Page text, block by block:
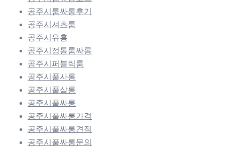
공주시룸싸롱후기
공주시셔츠룸
공주시유흥
공주시정통룸싸롱
공주시퍼블릭룸
공주시풀사롱
공주시풀살롱
공주시풀싸롱
공주시풀싸롱가격
공주시풀싸롱견적
공주시풀싸롱문의